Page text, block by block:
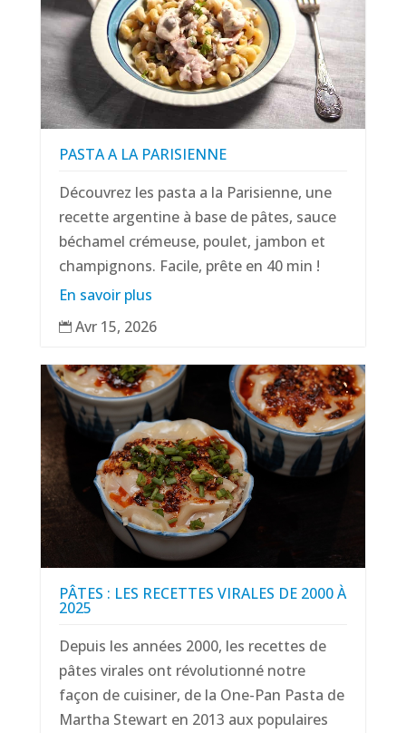
PASTA A LA PARISIENNE
Découvrez les pasta a la Parisienne, une
recette argentine à base de pâtes, sauce
béchamel crémeuse, poulet, jambon et
champignons. Facile, prête en 40 min !
En savoir plus
 Avr 15, 2026
PÂTES : LES RECETTES VIRALES DE 2000 À
2025
Depuis les années 2000, les recettes de
pâtes virales ont révolutionné notre
façon de cuisiner, de la One-Pan Pasta de
Martha Stewart en 2013 aux populaires